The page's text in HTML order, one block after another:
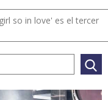
so in love' es el tercer